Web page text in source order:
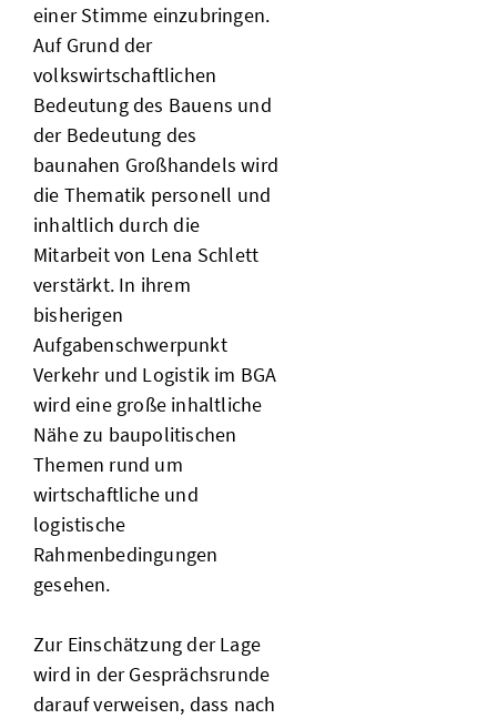
einer Stimme einzubringen.
Auf Grund der
volkswirtschaftlichen
Bedeutung des Bauens und
der Bedeutung des
baunahen Großhandels wird
die Thematik personell und
inhaltlich durch die
Mitarbeit von Lena Schlett
verstärkt. In ihrem
bisherigen
Aufgabenschwerpunkt
Verkehr und Logistik im BGA
wird eine große inhaltliche
Nähe zu baupolitischen
Themen rund um
wirtschaftliche und
logistische
Rahmenbedingungen
gesehen.
Zur Einschätzung der Lage
wird in der Gesprächsrunde
darauf verweisen, dass nach